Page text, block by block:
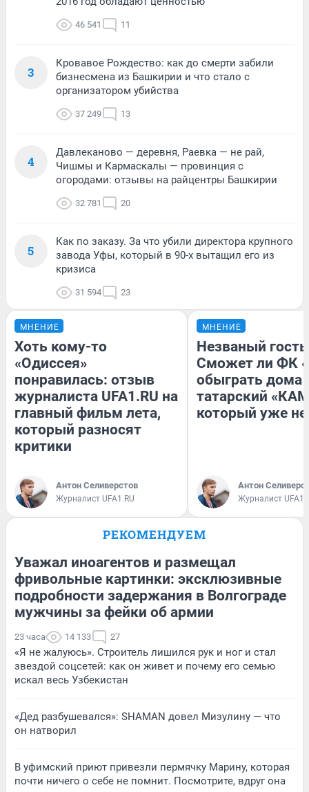
46 541 11
3
Кровавое Рождество: как до смерти забили
бизнесмена из Башкирии и что стало с
организатором убийства
37 249 13
4
Давлеканово — деревня, Раевка — не рай,
Чишмы и Кармаскалы — провинция с
огородами: отзывы на райцентры Башкирии
32 781 20
5
Как по заказу. За что убили директора крупного
завода Уфы, который в 90-х вытащил его из
кризиса
31 594 23
МНЕНИЕ
Хоть кому-то
«Одиссея»
понравилась: отзыв
журналиста UFA1.RU на
главный фильм лета,
который разносят
критики
Антон Селиверстов
Журналист UFA1.RU
МНЕНИЕ
Незваный
Сможет ли ФК
обыграть дома
татарский
который уже не
Антон
Журналист
РЕКОМЕНДУЕМ
Уважал иноагентов и размещал
фривольные картинки: эксклюзивные
подробности задержания в Волгограде
мужчины за фейки об армии
23 часа 14 133 27
«Я не жалуюсь». Строитель лишился рук и ног и стал
звездой соцсетей: как он живет и почему его семью
искал весь Узбекистан
«Дед разбушевался»: SHAMAN довел Мизулину — что
он натворил
В уфимский приют привезли пермячку Марину, которая
почти ничего о себе не помнит. Посмотрите, вдруг она